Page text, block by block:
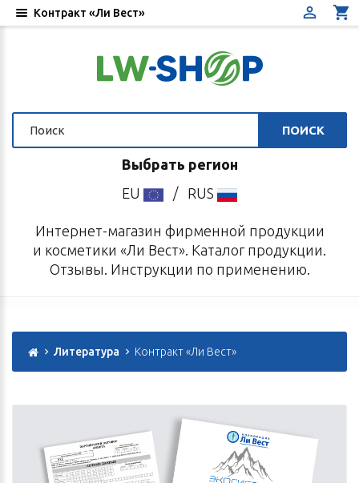
ПОИСК
Выбрать регион
EU
/ RUS
Интернет-магазин фирменной продукции
и косметики «Ли Вест». Каталог продукции.
Отзывы. Инструкции по применению.
Литература Контракт «Ли Вест»
Контракт «Ли Вест»